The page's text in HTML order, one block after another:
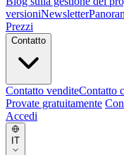
versioniNewsletter
Prezzi
Contatto
Contatto venditeContatto
Provate gratuitamente
Accedi
IT